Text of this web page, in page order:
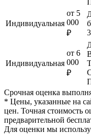
Индивидуальная
от 5
000
₽
Индивидуальная
от 6
000
₽
Срочная оценка
* Цены, указанные на
цен. Точная стоимость
предварительной
Для оценки мы